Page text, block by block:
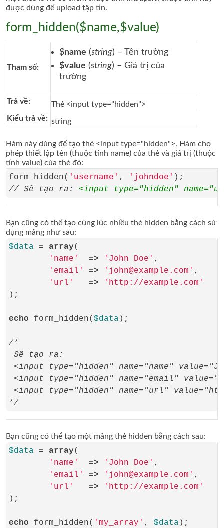
được dùng để upload tập tin.
form_hidden($name,$value)
Tham số:
$name (string) – Tên trường
$value (string) – Giá trị của
trường
Trả về:
Thẻ <input type="hidden">
Kiểu trả về: string
Hàm này dùng để tạo thẻ <input type="hidden">. Hàm cho
phép thiết lập tên (thuộc tính name) của thẻ và giá trị (thuộc
tính value) của thẻ đó:
form_hidden( 'username' , 'johndoe'
// Sẽ tạo ra: <input type="hidden"
Bạn cũng có thể tạo cùng lúc nhiều thẻ hidden bằng cách sử
dụng mảng như sau:
$data = array(
'name'
=> 'John Doe' ,
'email'
=> 'john@example.com' ,
'url'
=>
'http://example.com'
);
echo form_hidden( $data );
/*
Sẽ tạo ra:
<input type="hidden" name="name"
<input type="hidden" name="email"
<input type="hidden" name="url"
*/
Bạn cũng có thể tạo một mảng thẻ hidden bằng cách sau:
$data = array(
'name'
=> 'John Doe' ,
'email'
=> 'john@example.com' ,
'url'
=>
'http://example.com'
);
echo form_hidden( 'my_array' , $data );